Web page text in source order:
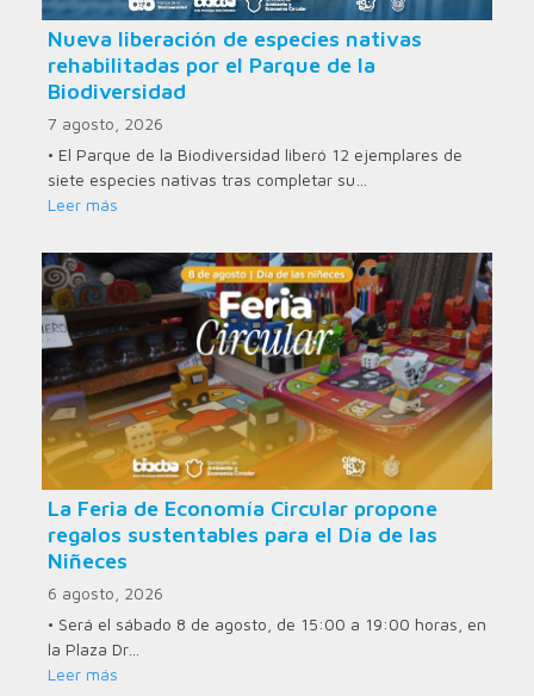
Nueva liberación de especies nativas
rehabilitadas por el Parque de la
Biodiversidad
7 agosto, 2026
• El Parque de la Biodiversidad liberó 12 ejemplares de
siete especies nativas tras completar su…
Leer más
La Feria de Economía Circular propone
regalos sustentables para el Día de las
Niñeces
6 agosto, 2026
• Será el sábado 8 de agosto, de 15:00 a 19:00 horas, en
la Plaza Dr…
Leer más